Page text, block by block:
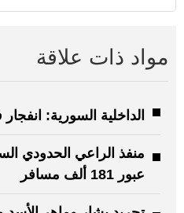
مواد ذات علاقة
الداخلية السورية:
منفذ الراعي الحدودي
عبور 181 ألف مسافر